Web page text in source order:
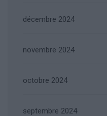
décembre 2024
novembre 2024
octobre 2024
septembre 2024